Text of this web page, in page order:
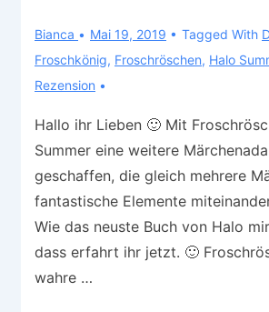
Bianca Mai 19, 2019 Tagged With
Froschkönig, Froschröschen, Halo
Rezension
Hallo ihr Lieben 🙂 Mit
Summer eine weitere
geschaffen, die gleich mehrere
fantastische Elemente
Wie das neuste Buch von Halo
dass erfahrt ihr jetzt. 🙂
wahre …